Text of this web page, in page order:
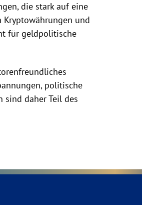
die stark auf eine
und
für geldpolitische
politische
sind daher Teil des